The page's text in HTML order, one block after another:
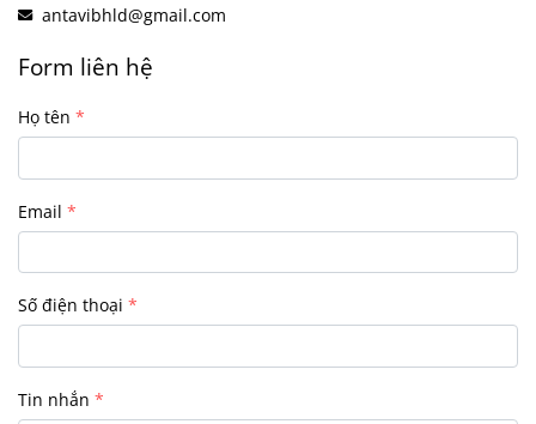
antavibhld@gmail.com
Form liên hệ
Họ tên
Email
Số điện thoại
Tin nhắn